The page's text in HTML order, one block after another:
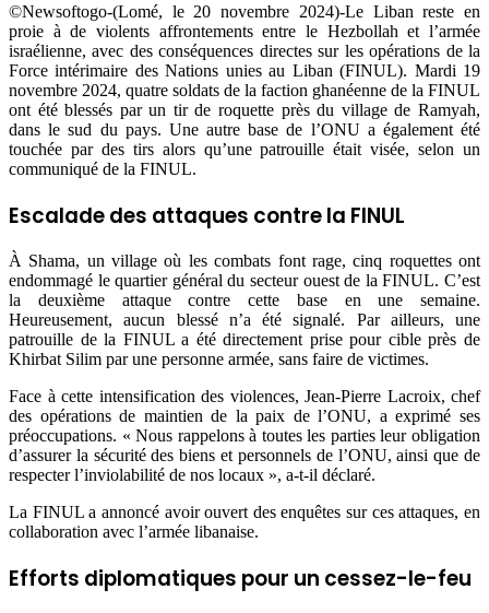
©Newsoftogo-(Lomé, le 20 novembre 2024)-Le Liban reste en
proie à de violents affrontements entre le Hezbollah et l’armée
israélienne, avec des conséquences directes sur les opérations de la
Force intérimaire des Nations unies au Liban (FINUL). Mardi 19
novembre 2024, quatre soldats de la faction ghanéenne de la FINUL
ont été blessés par un tir de roquette près du village de Ramyah,
dans le sud du pays. Une autre base de l’ONU a également été
touchée par des tirs alors qu’une patrouille était visée, selon un
communiqué de la FINUL.
Escalade des attaques contre la FINUL
À Shama, un village où les combats font rage, cinq roquettes ont
endommagé le quartier général du secteur ouest de la FINUL. C’est
la deuxième attaque contre cette base en une semaine.
Heureusement, aucun blessé n’a été signalé. Par ailleurs, une
patrouille de la FINUL a été directement prise pour cible près de
Khirbat Silim par une personne armée, sans faire de victimes.
Face à cette intensification des violences, Jean-Pierre Lacroix, chef
des opérations de maintien de la paix de l’ONU, a exprimé ses
préoccupations. « Nous rappelons à toutes les parties leur obligation
d’assurer la sécurité des biens et personnels de l’ONU, ainsi que de
respecter l’inviolabilité de nos locaux », a-t-il déclaré.
La FINUL a annoncé avoir ouvert des enquêtes sur ces attaques, en
collaboration avec l’armée libanaise.
Efforts diplomatiques pour un cessez-le-feu